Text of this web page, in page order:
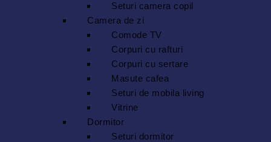
Seturi camera copil
Camera de zi
Comode TV
Corpuri cu rafturi
Corpuri cu sertare
Masute cafea
Seturi de mobila living
Vitrine
Dormitor
Seturi dormitor